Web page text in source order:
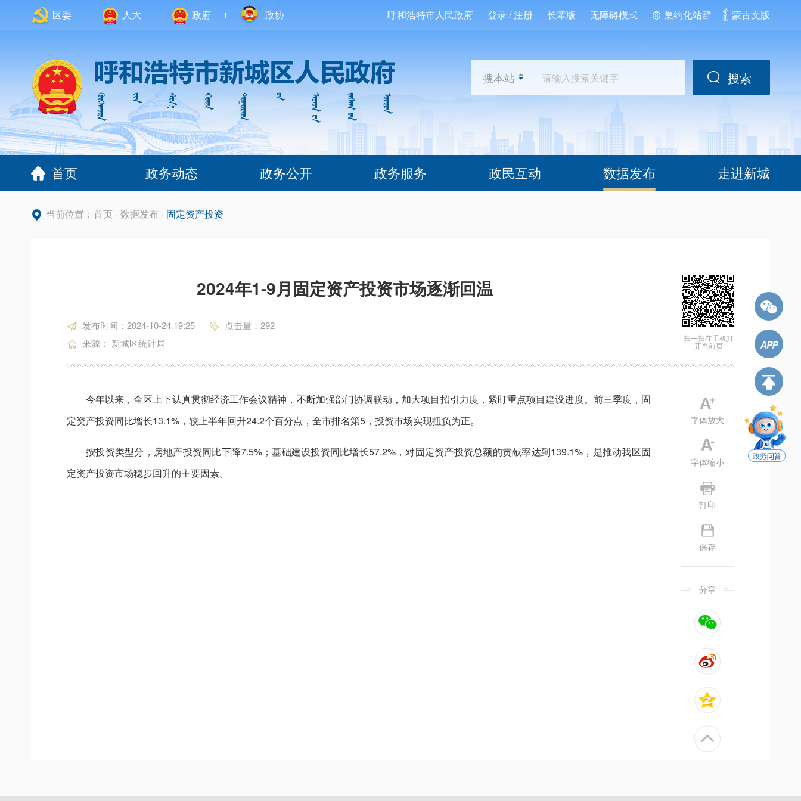
区委 人大 政府 政协 呼和浩特市人民政府 登录 / 注册 长辈版 无障碍模式 集约化站群 蒙古文版
搜本站 搜索
首页 政务动态 政务公开 政务服务 政民互动 数据发布 走进新城
当前位置： 首页-数据发布 - 固定资产投资
2024年1-9月固定资产投资市场逐渐回温
发布时间：2024-10-24 19:25 点击量： 292
来源： 新城区统计局
扫一扫在手机打
开当前页
今年以来，全区上下认真贯彻经济工作会议精神，不断加强部门协调联动，加大项目招引力度，紧盯重点项目建设进度。前三季度，固
定资产投资同比增长13.1%，较上半年回升24.2个百分点，全市排名第5，投资市场实现扭负为正。
按投资类型分，房地产投资同比下降7.5%；基础建设投资同比增长57.2%，对固定资产投资总额的贡献率达到139.1%，是推动我区固
定资产投资市场稳步回升的主要因素。
字体放大
字体缩小
打印
保存
分享